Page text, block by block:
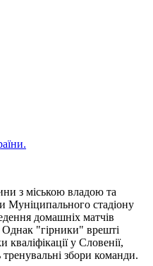
з міською владою та
Муніципального стадіону
домашніх матчів
Однак "гірники" врешті
у Словенії,
збори команди.